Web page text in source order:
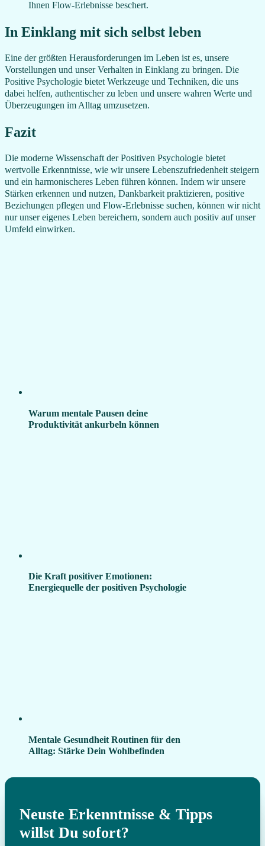
Ihnen Flow-Erlebnisse beschert.
In Einklang mit sich selbst leben
Eine der größten Herausforderungen im Leben ist es, unsere
Vorstellungen und unser Verhalten in Einklang zu bringen. Die
Positive Psychologie bietet Werkzeuge und Techniken, die uns
dabei helfen, authentischer zu leben und unsere wahren Werte und
Überzeugungen im Alltag umzusetzen.
Fazit
Die moderne Wissenschaft der Positiven Psychologie bietet
wertvolle Erkenntnisse, wie wir unsere Lebenszufriedenheit steigern
und ein harmonischeres Leben führen können. Indem wir unsere
Stärken erkennen und nutzen, Dankbarkeit praktizieren, positive
Beziehungen pflegen und Flow-Erlebnisse suchen, können wir nicht
nur unser eigenes Leben bereichern, sondern auch positiv auf unser
Umfeld einwirken.
Warum mentale Pausen deine
Produktivität ankurbeln können
Die Kraft positiver Emotionen:
Energiequelle der positiven Psychologie
Mentale Gesundheit Routinen für den
Alltag: Stärke Dein Wohlbefinden
Neuste Erkenntnisse & Tipps
willst Du sofort?